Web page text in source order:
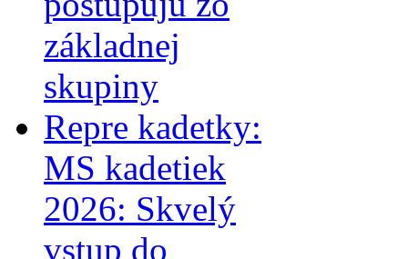
základnej
skupiny
Repre kadetky:
MS kadetiek
2026: Skvelý
vstup do